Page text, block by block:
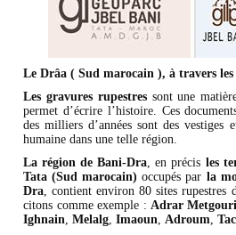
Le Drâa ( Sud marocain ), à travers
Les gravures rupestressont une
permet d’écrire l’histoire. Ces
des milliers d’années sont des vestiges
humaine dans une telle région.
La région de Bani-Dra, en précis les
Tata (Sud marocain) occupés par la
Dra, contient environ 80 sites rupestres
citons comme exemple : Adrar
Ighnain,Melalg,Imaoun,Adroum,